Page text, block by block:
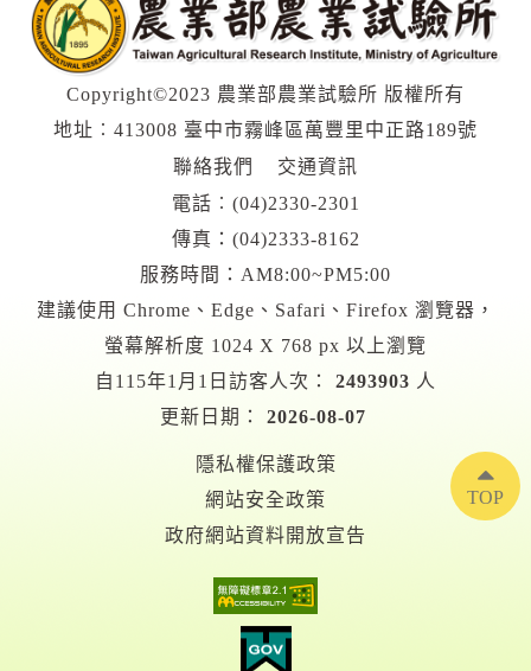
Copyright©2023 農業部農業試驗所 版權所有
地址︰413008 臺中市霧峰區萬豐里中正路189號
聯絡我們
交通資訊
電話︰ (04)2330-2301
傳真：(04)2333-8162
服務時間：AM8:00~PM5:00
建議使用 Chrome、Edge、Safari、Firefox 瀏覽器，
螢幕解析度 1024 X 768 px 以上瀏覽
自115年1月1日訪客人次：
2493903 人
更新日期：
2026-08-07
隱私權保護政策
網站安全政策
政府網站資料開放宣告
TOP